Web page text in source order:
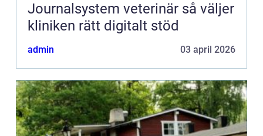
Journalsystem veterinär så väljer
kliniken rätt digitalt stöd
admin 03 april 2026